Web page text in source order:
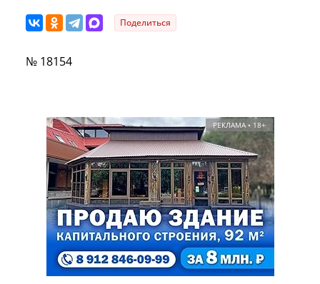
Поделиться
№ 18154
РЕКЛАМА • 18+